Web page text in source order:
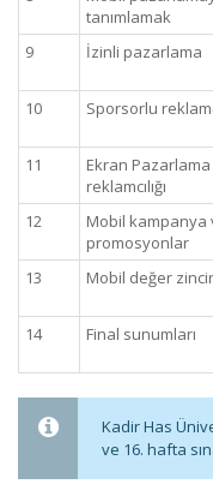
tanımlamak
9
İzinli pazarlama
10
Sporsorlu
11
Ekran
reklamcılığı
12
Mobil kampanya
promosyonlar
13
Mobil değer
14
Final sunumları
Kadir Has
ve 16. hafta